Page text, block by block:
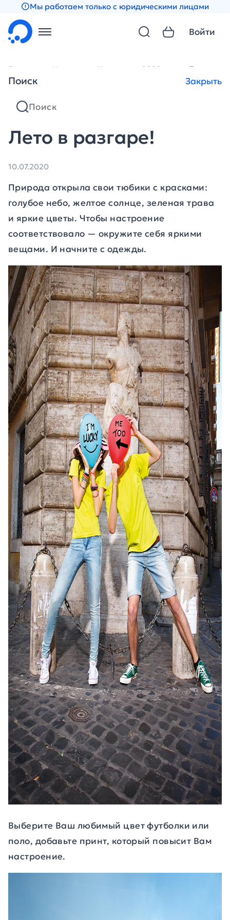
Мы работаем только с юридическими лицами
Поиск Закрыть
Войти
Главная Новости Новости за 2020 год Лето в
Лето в разгаре!
10.07.2020
Природа открыла свои тюбики с красками:
голубое небо, желтое солнце, зеленая трава
и яркие цветы. Чтобы настроение
соответствовало — окружите себя яркими
вещами. И начните с одежды.
Выберите Ваш любимый цвет футболки или
поло, добавьте принт, который повысит Вам
настроение.